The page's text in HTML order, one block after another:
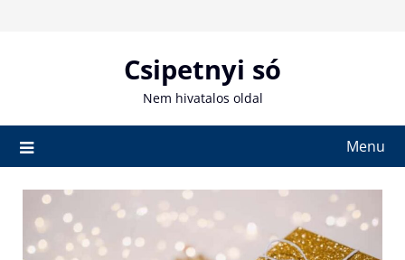
Csipetnyi só
Nem hivatalos oldal
Menu